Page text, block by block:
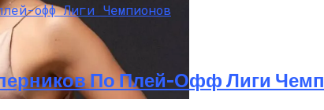
По Плей-Офф Лиги